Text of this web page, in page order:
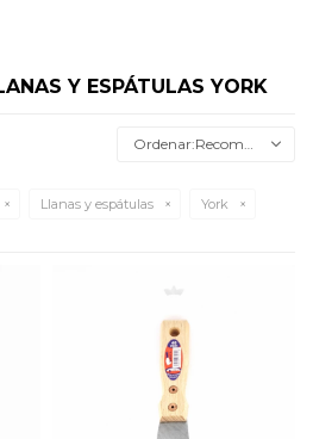
Y ESPÁTULAS YORK
Recomendados
Llanas y espátulas York